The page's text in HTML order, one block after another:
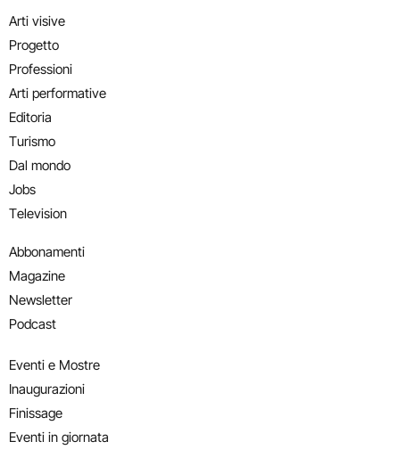
Arti visive
Progetto
Professioni
Arti performative
Editoria
Turismo
Dal mondo
Jobs
Television
Abbonamenti
Magazine
Newsletter
Podcast
Eventi e Mostre
Inaugurazioni
Finissage
Eventi in giornata